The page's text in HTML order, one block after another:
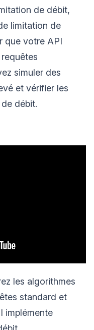
de débit,
limitation de
que votre API
simuler des
et vérifier les
débit.
les algorithmes
standard et
implémente